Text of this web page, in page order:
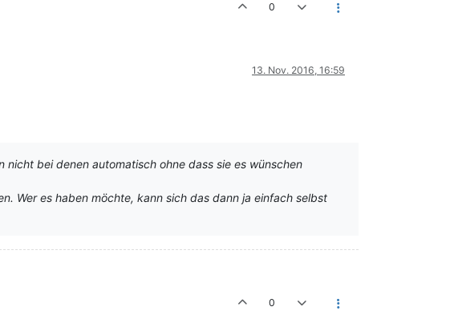
0
13. Nov. 2016, 16:59
bei denen automatisch ohne dass sie es wünschen
Wer es haben möchte, kann sich das dann ja einfach selbst
0